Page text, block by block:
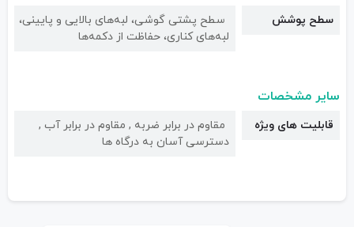
سطح پوشش
سطح پشتی گوشی، لبه‌های بالایی و پایینی،
لبه‌های کناری، حفاظت از دکمه‌ها
سایر مشخصات
قابلیت های ویژه
مقاوم در برابر ضربه , مقاوم در برابر آب ,
دسترسی آسان به درگاه ها